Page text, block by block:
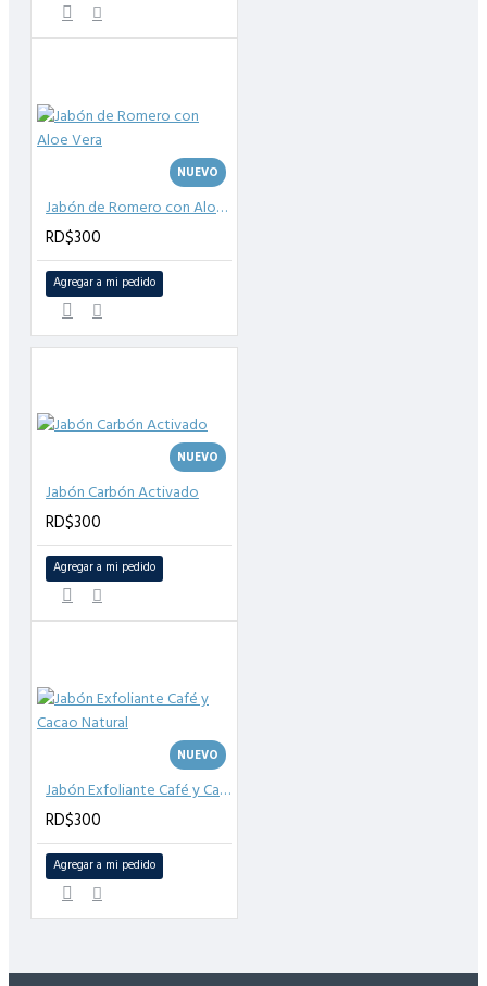
NUEVO
Jabón de Romero con Aloe Vera
RD$300
Agregar a mi pedido
NUEVO
Jabón Carbón Activado
RD$300
Agregar a mi pedido
NUEVO
Jabón Exfoliante Café y Cacao Natural
RD$300
Agregar a mi pedido